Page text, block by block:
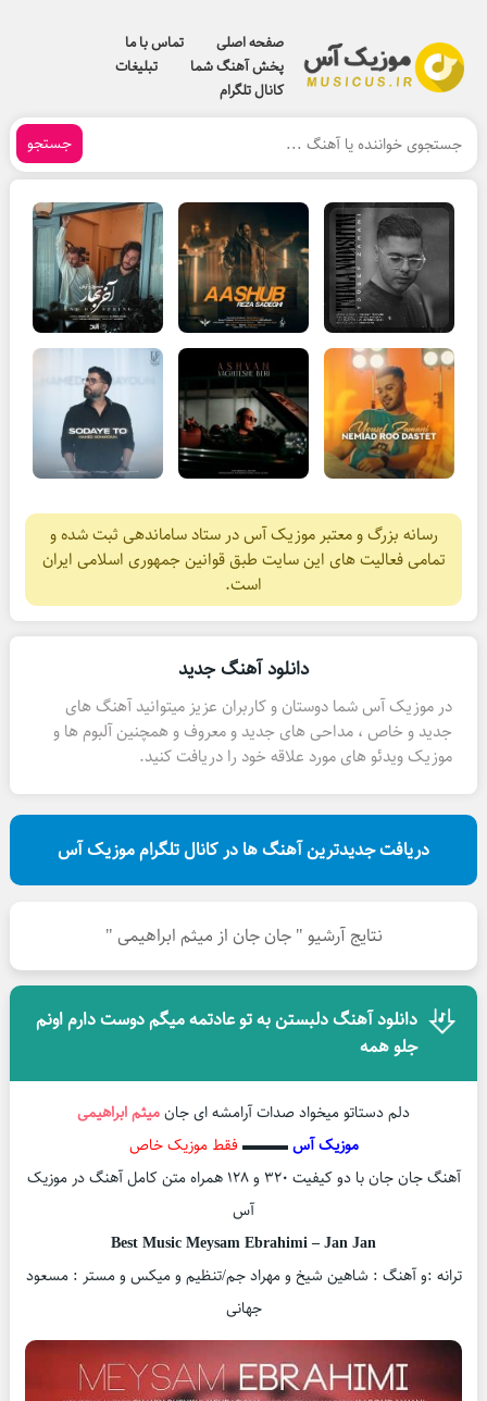
صفحه اصلی
تماس با ما
پخش آهنگ شما
تبلیغات
کانال تلگرام
جستجو
رسانه بزرگ و معتبر موزیک آس در ستاد ساماندهی ثبت شده و
تمامی فعالیت های این سایت طبق قوانین جمهوری اسلامی ایران
است.
دانلود آهنگ جدید
در موزیک آس شما دوستان و کاربران عزیز میتوانید آهنگ های
جدید و خاص ، مداحی های جدید و معروف و همچنین آلبوم ها و
موزیک ویدئو های مورد علاقه خود را دریافت کنید.
دریافت جدیدترین آهنگ ها در کانال تلگرام موزیک آس
نتایج آرشیو " جان جان از میثم ابراهیمی "
دانلود آهنگ دلبستن به تو عادتمه میگم دوست دارم اونم
جلو همه
دلم دستاتو میخواد صدات آرامشه ای جانمیثم ابراهیمی
موزیک آس▬▬▬ فقط موزیک خاص
آهنگ جان جان با دو کیفیت ۳۲۰ و ۱۲۸ همراه متن کامل آهنگ در موزیک
آس
Best Music Meysam Ebrahimi – Jan Jan
ترانه :و آهنگ : شاهین شیخ و مهراد جم/تنظیم و میکس و مستر : مسعود
جهانی